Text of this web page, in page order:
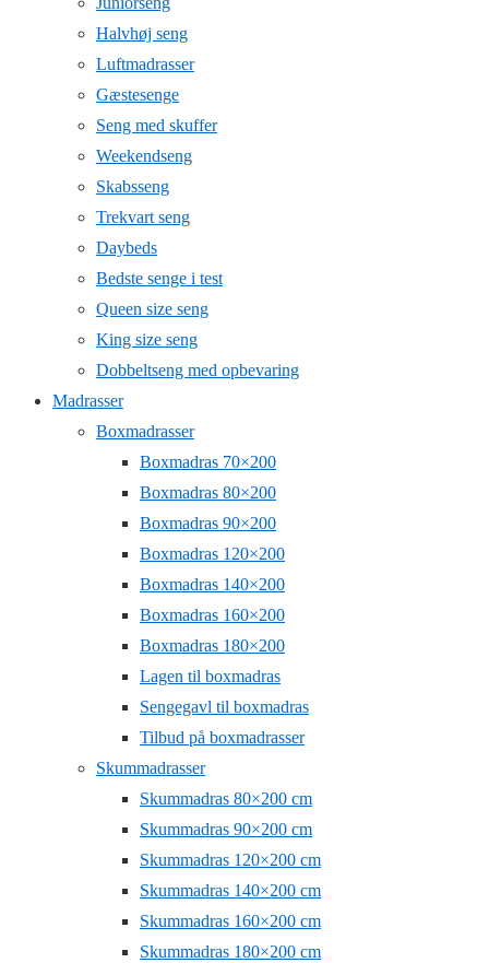
Halvhøj seng
Luftmadrasser
Gæstesenge
Seng med skuffer
Weekendseng
Skabsseng
Trekvart seng
Daybeds
Bedste senge i test
Queen size seng
King size seng
Dobbeltseng med opbevaring
Madrasser
Boxmadrasser
Boxmadras 70×200
Boxmadras 80×200
Boxmadras 90×200
Boxmadras 120×200
Boxmadras 140×200
Boxmadras 160×200
Boxmadras 180×200
Lagen til boxmadras
Sengegavl til boxmadras
Tilbud på boxmadrasser
Skummadrasser
Skummadras 80×200 cm
Skummadras 90×200 cm
Skummadras 120×200 cm
Skummadras 140×200 cm
Skummadras 160×200 cm
Skummadras 180×200 cm